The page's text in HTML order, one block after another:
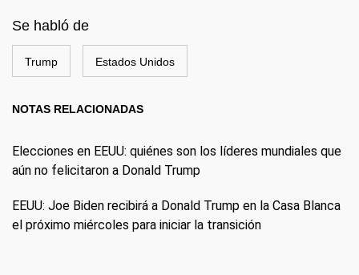
Se habló de
Trump Estados Unidos
NOTAS RELACIONADAS
Elecciones en EEUU: quiénes son los líderes mundiales que
aún no felicitaron a Donald Trump
EEUU: Joe Biden recibirá a Donald Trump en la Casa Blanca
el próximo miércoles para iniciar la transición